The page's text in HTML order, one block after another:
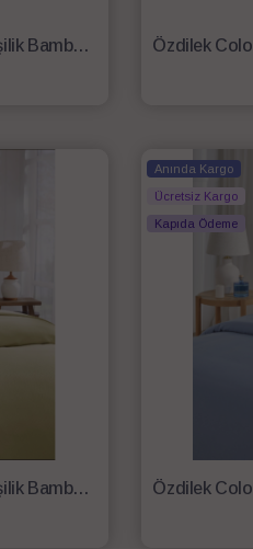
Özdilek Colourist Tek Kişilik Bambu Pike Çağla
Özdilek Colourist Tek Kişilik Bambu Pike Bej
Anında Kargo
Ücretsiz Kargo
Kapıda Ödeme